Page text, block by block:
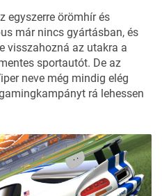
egyszerre örömhír és
már nincs gyártásban, és
visszahozná az utakra a
sportautót. De az
neve még mindig elég
rá lehessen